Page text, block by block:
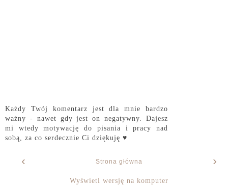
Każdy Twój komentarz jest dla mnie bardzo
ważny - nawet gdy jest on negatywny. Dajesz
mi wtedy motywację do pisania i pracy nad
sobą, za co serdecznie Ci dziękuję ♥
‹ ›
Strona główna
Wyświetl wersję na komputer